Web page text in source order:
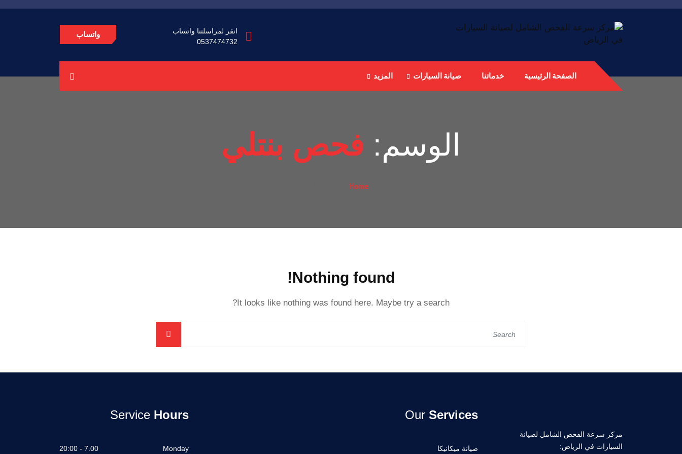
انقر لمراسلتنا واتساب
0537474732
واتساب
الصفحة الرئيسية خدماتنا صيانة السيارات المزيد
الوسم: فحص بنتلي
Home
Nothing found!
It looks like nothing was found here. Maybe try a search?
مركز سرعة الفحص الشامل لصيانة
السيارات في الرياض:
Our Services
صيانة ميكانيكا
Service Hours
Monday
7.00 - 20:00